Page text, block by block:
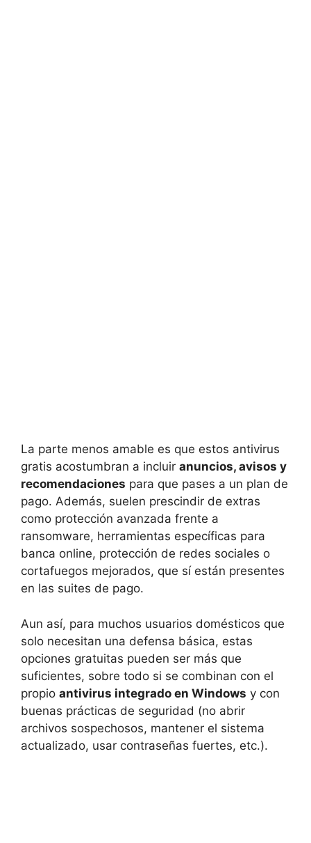
La parte menos amable es que estos antivirus
gratis acostumbran a incluir anuncios, avisos y
recomendaciones para que pases a un plan de
pago. Además, suelen prescindir de extras
como protección avanzada frente a
ransomware, herramientas específicas para
banca online, protección de redes sociales o
cortafuegos mejorados, que sí están presentes
en las suites de pago.
Aun así, para muchos usuarios domésticos que
solo necesitan una defensa básica, estas
opciones gratuitas pueden ser más que
suficientes, sobre todo si se combinan con el
propio antivirus integrado en Windows y con
buenas prácticas de seguridad (no abrir
archivos sospechosos, mantener el sistema
actualizado, usar contraseñas fuertes, etc.).